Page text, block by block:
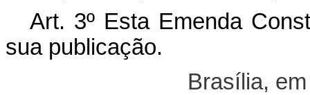
Art. 3º Esta Emenda
sua publicação.
Brasília,